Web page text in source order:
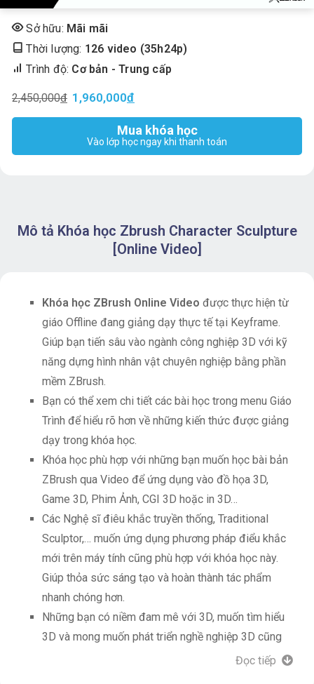
Sở hữu: Mãi mãi
Thời lượng: 126 video (35h24p)
Trình độ: Cơ bản - Trung cấp
2,450,000đ 1,960,000Đ
Mua khóa học
Vào lớp học ngay khi thanh toán
Mô tả Khóa học Zbrush Character Sculpture
[Online Video]
Khóa học ZBrush Online Video được thực hiện từ
giáo Offline đang giảng dạy thực tế tại Keyframe.
Giúp bạn tiến sâu vào ngành công nghiệp 3D với kỹ
năng dựng hình nhân vật chuyên nghiệp bằng phần
mềm ZBrush.
Bạn có thể xem chi tiết các bài học trong menu Giáo
Trình để hiểu rõ hơn về những kiến thức được giảng
dạy trong khóa học.
Khóa học phù hợp với những bạn muốn học bài bản
ZBrush qua Video để ứng dụng vào đồ họa 3D,
Game 3D, Phim Ảnh, CGI 3D hoặc in 3D…
Các Nghệ sĩ điêu khắc truyền thống, Traditional
Sculptor,… muốn ứng dụng phương pháp điểu khắc
mới trên máy tính cũng phù hợp với khóa học này.
Giúp thỏa sức sáng tạo và hoàn thành tác phẩm
nhanh chóng hơn.
Những bạn có niềm đam mê với 3D, muốn tìm hiểu
3D và mong muốn phát triển nghề nghiệp 3D cũng
có thể tham gia khóa học ZBrush Online này.Đọc tiếp